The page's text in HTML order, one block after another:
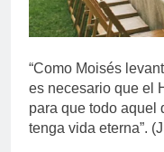
“Como Moisés
es necesario que el
para que todo aquel
tenga vida eterna”.